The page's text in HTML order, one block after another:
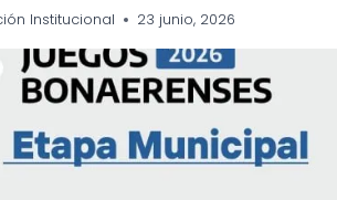
Institucional 23 junio, 2026